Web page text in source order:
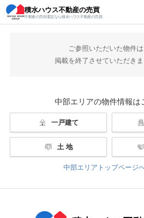
積水ハウス不動産の売買
不動産の売却査定なら積水ハウス不動産の売買
積水ハウス不動産の売買 中部エリアトップ
ご参照いただいた物件は
掲載を終了させていただきま
中部エリアの物件情報は
一戸建て
土 地
中部エリアトップページ